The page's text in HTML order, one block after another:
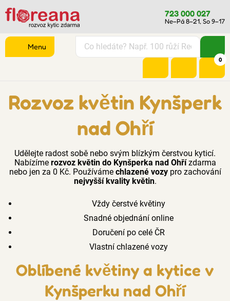
723 000 027
Ne–Pá 8–21, So 9–17
0
Menu
Rozvoz květin Kynšperk
nad Ohří
Udělejte radost sobě nebo svým blízkým čerstvou kyticí.
Nabízíme rozvoz květin do Kynšperka nad Ohřízdarma
nebo jen za 0 Kč. Používáme chlazené vozypro zachování
nejvyšší kvality květin.
Vždy čerstvé květiny
Snadné objednání online
Doručení po celé ČR
Vlastní chlazené vozy
Oblíbené květiny a kytice v
Kynšperku nad Ohří